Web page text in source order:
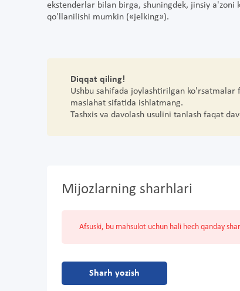
ekstenderlar bilan birga, shuningdek, jinsiy
qo'llanilishi mumkin («jelking»).
Diqqat qiling!
Ushbu sahifada joylashtirilgan
maslahat sifatida ishlatmang.
Tashxis va davolash usulini tanlash faqat
Mijozlarning sharhlari
Afsuski, bu mahsulot uchun hali hech qanday
Sharh yozish